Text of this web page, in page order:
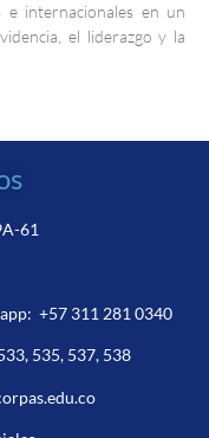
e internacionales en un
el liderazgo y la
61
+57 311 281 0340
535, 537, 538